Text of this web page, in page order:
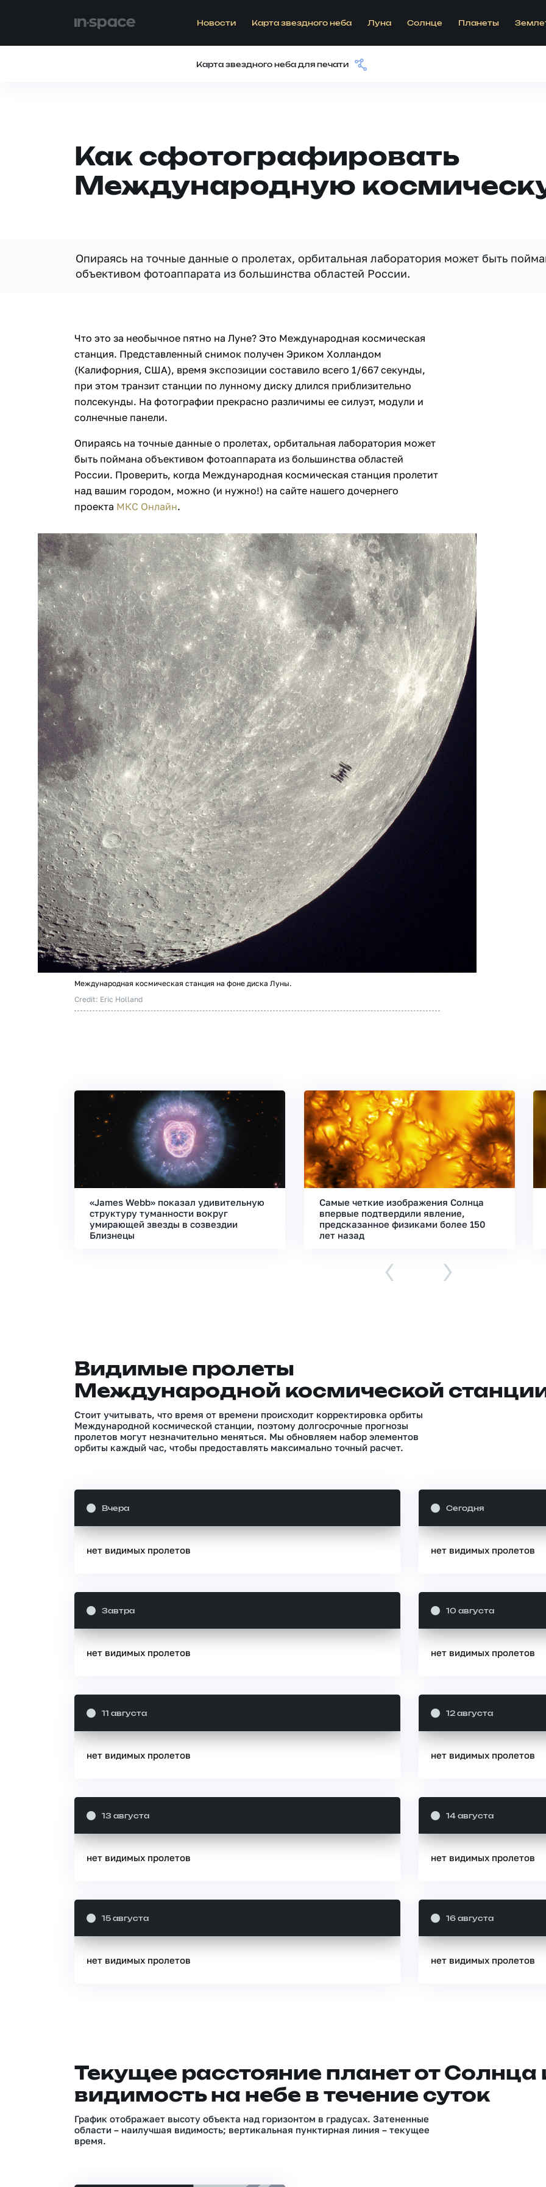
Новости Карта звездного неба Луна Солнце Планеты
Карта звездного неба для печати
Как сфотографировать
Международную
Опираясь на точные данные о пролетах, орбитальная лаборатория может быть
объективом фотоаппарата из большинства областей России.
Что это за необычное пятно на Луне? Это Международная космическая
станция. Представленный снимок получен Эриком Холландом
(Калифорния, США), время экспозиции составило всего 1/667 секунды,
при этом транзит станции по лунному диску длился приблизительно
полсекунды. На фотографии прекрасно различимы ее силуэт, модули и
солнечные панели.
Опираясь на точные данные о пролетах, орбитальная лаборатория может
быть поймана объективом фотоаппарата из большинства областей
России. Проверить, когда Международная космическая станция пролетит
над вашим городом, можно (и нужно!) на сайте нашего дочернего
проекта МКС Онлайн.
Международная космическая станция на фоне диска Луны.
Credit: Eric Holland
«James Webb» показал удивительную
структуру туманности вокруг
умирающей звезды в созвездии
Близнецы
Самые четкие изображения Солнца
впервые подтвердили явление,
предсказанное физиками более 150
лет назад
‹ ›
Видимые пролеты
Международной космической
Стоит учитывать, что время от времени происходит корректировка орбиты
Международной космической станции, поэтому долгосрочные прогнозы
пролетов могут незначительно меняться. Мы обновляем набор элементов
орбиты каждый час, чтобы предоставлять максимально точный расчет.
Вчера
нет видимых пролетов
Сегодня
нет видимых пролетов
Завтра
нет видимых пролетов
10 августа
нет видимых пролетов
11 августа
нет видимых пролетов
12 августа
нет видимых пролетов
13 августа
нет видимых пролетов
14 августа
нет видимых пролетов
15 августа
нет видимых пролетов
16 августа
нет видимых пролетов
Текущее расстояние планет от Солнца
видимость на небе в течение суток
График отображает высоту объекта над горизонтом в градусах. Затененные
области – наилучшая видимость; вертикальная пунктирная линия – текущее
время.